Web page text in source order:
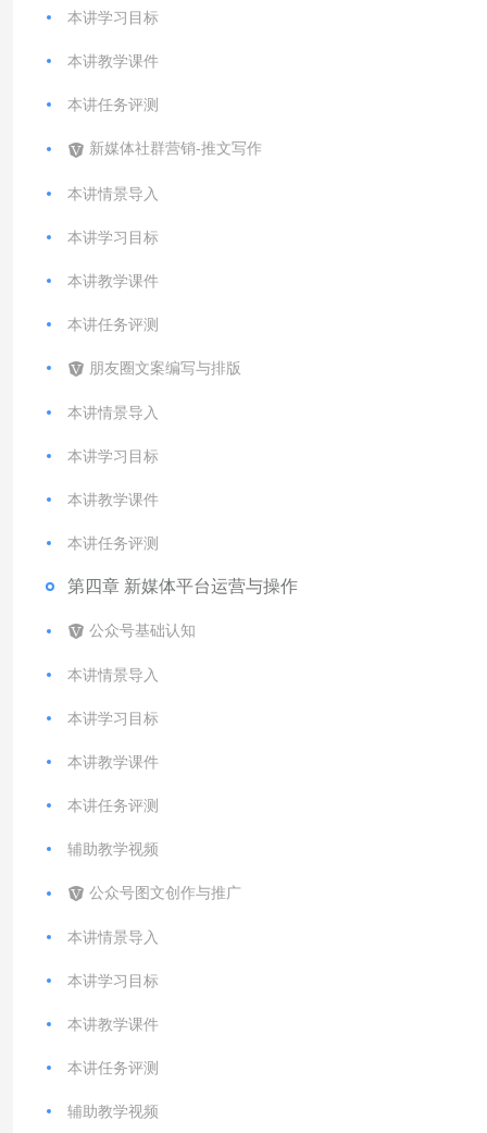
本讲学习目标
本讲教学课件
本讲任务评测
新媒体社群营销-推文写作
本讲情景导入
本讲学习目标
本讲教学课件
本讲任务评测
朋友圈文案编写与排版
本讲情景导入
本讲学习目标
本讲教学课件
本讲任务评测
第四章 新媒体平台运营与操作
公众号基础认知
本讲情景导入
本讲学习目标
本讲教学课件
本讲任务评测
辅助教学视频
公众号图文创作与推广
本讲情景导入
本讲学习目标
本讲教学课件
本讲任务评测
辅助教学视频